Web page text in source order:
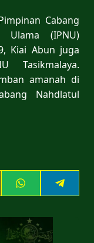
Cabang
Ulama (IPNU)
Kiai Abun juga
Tasikmalaya.
amanah di
Nahdlatul